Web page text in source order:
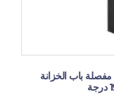
مفصلة باب الخزانة الصناعية Hl222 Hl222 مفصلة باب الخزانة